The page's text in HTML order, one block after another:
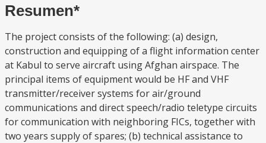
Resumen*
The project consists of the following: (a) design,
construction and equipping of a flight information center
at Kabul to serve aircraft using Afghan airspace. The
principal items of equipment would be HF and VHF
transmitter/receiver systems for air/ground
communications and direct speech/radio teletype circuits
for communication with neighboring FICs, together with
two years supply of spares; (b) technical assistance to